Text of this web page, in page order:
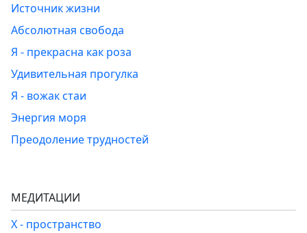
Источник жизни
Абсолютная свобода
Я - прекрасна как роза
Удивительная прогулка
Я - вожак стаи
Энергия моря
Преодоление трудностей
МЕДИТАЦИИ
Х - пространство